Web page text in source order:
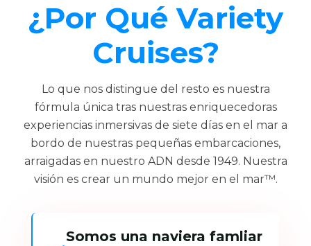
II
Callisto
¿Por Qué Variety
Cruises?
Lo que nos distingue del resto es nuestra
fórmula única tras nuestras enriquecedoras
experiencias inmersivas de siete días en el mar a
bordo de nuestras pequeñas embarcaciones,
arraigadas en nuestro ADN desde 1949. Nuestra
visión es crear un mundo mejor en el mar™.
Somos una naviera famliar